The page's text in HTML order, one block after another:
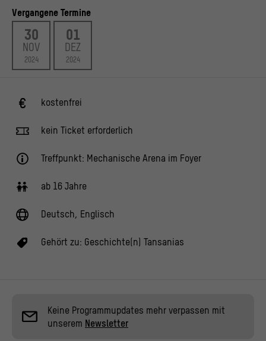
Vergangene Termine
30
NOV
2024
01
DEZ
2024
kostenfrei
kein Ticket erforderlich
Treffpunkt: Mechanische Arena im Foyer
ab 16 Jahre
Deutsch, Englisch
Gehört zu: Geschichte(n) Tansanias
Keine Programmupdates mehr verpassen mit
unserem Newsletter